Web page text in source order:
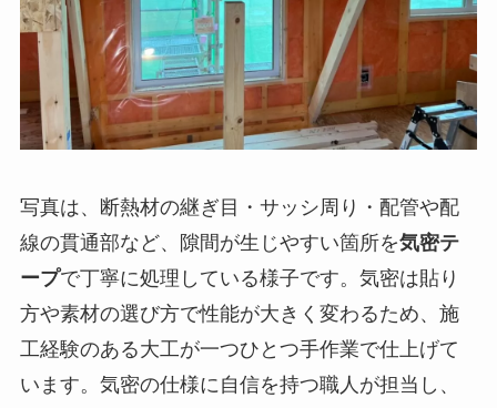
写真は、断熱材の継ぎ目・サッシ周り・配管や配
線の貫通部など、隙間が生じやすい箇所を気密テ
ープで丁寧に処理している様子です。気密は貼り
方や素材の選び方で性能が大きく変わるため、施
工経験のある大工が一つひとつ手作業で仕上げて
います。気密の仕様に自信を持つ職人が担当し、